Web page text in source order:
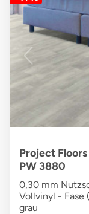
Project
PW 3880
0,30 mm
Vollvinyl - Fase
grau